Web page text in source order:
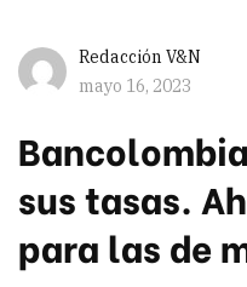
Redacción V&N
mayo 16, 2023
sus tasas.
para las de